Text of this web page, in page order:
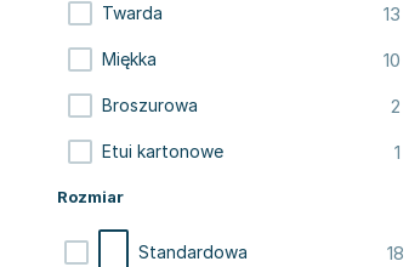
Twarda 13
Miękka 10
Broszurowa 2
Etui kartonowe 1
Rozmiar
Standardowa 18